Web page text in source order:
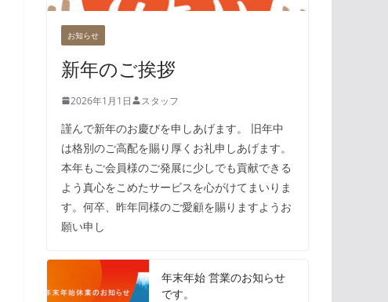
お知らせ
新年のご挨拶
2026年1月1日 スタッフ
謹んで新年のお慶びを申しあげます。 旧年中
は格別のご高配を賜り厚くお礼申しあげます。
本年もご会員様のご発展に少しでも貢献できる
よう真心をこめたサービスを心がけてまいりま
す。何卒、昨年同様のご愛顧を賜りますようお
願い申し
年末年始 営業のお知らせ
です。